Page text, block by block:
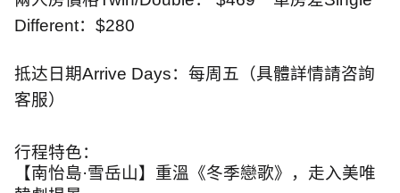
Different： $280
抵达日期Arrive Days：每周五（具體詳情請咨詢
客服）
行程特色：
【南怡島·雪岳山】重溫《冬季戀歌》，走入美唯